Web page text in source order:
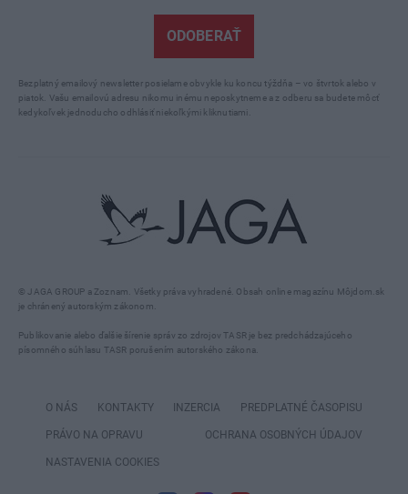
© JAGA GROUP a Zoznam. Všetky práva vyhradené. Obsah online magazínu Môjdom.sk
je chránený autorským zákonom.
Publikovanie alebo ďalšie šírenie správ zo zdrojov TASR je bez predchádzajúceho
písomného súhlasu TASR porušením autorského zákona.
ODOBERAŤ
Bezplatný emailový newsletter posielame obvykle ku koncu týždňa – vo štvrtok alebo v
piatok. Vašu emailovú adresu nikomu inému neposkytneme a z odberu sa budete môcť
kedykoľvek jednoducho odhlásiť niekoľkými kliknutiami.
O NÁS KONTAKTY INZERCIA PREDPLATNÉ ČASOPISU
PRÁVO NA OPRAVU OCHRANA OSOBNÝCH ÚDAJOV
NASTAVENIA COOKIES